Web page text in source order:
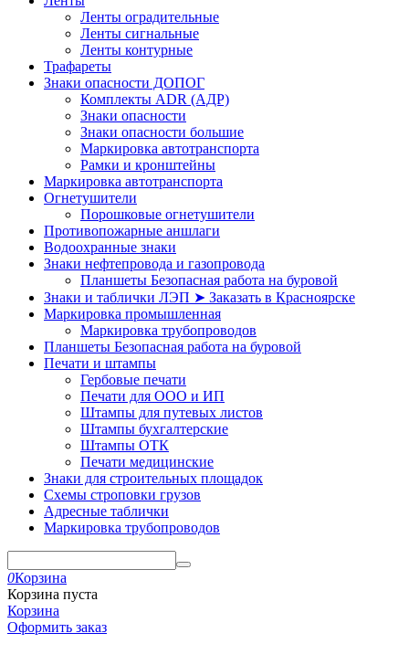
Ленты оградительные
Ленты сигнальные
Ленты контурные
Трафареты
Знаки опасности ДОПОГ
Комплекты ADR (АДР)
Знаки опасности
Знаки опасности большие
Маркировка автотранспорта
Рамки и кронштейны
Маркировка автотранспорта
Огнетушители
Порошковые огнетушители
Противопожарные аншлаги
Водоохранные знаки
Знаки нефтепровода и газопровода
Планшеты Безопасная работа на буровой
Знаки и таблички ЛЭП ➤ Заказать в Красноярске
Маркировка промышленная
Маркировка трубопроводов
Планшеты Безопасная работа на буровой
Печати и штампы
Гербовые печати
Печати для ООО и ИП
Штампы для путевых листов
Штампы бухгалтерские
Штампы ОТК
Печати медицинские
Знаки для строительных площадок
Схемы строповки грузов
Адресные таблички
Маркировка трубопроводов
0Корзина
Корзина пуста
Корзина
Оформить заказ